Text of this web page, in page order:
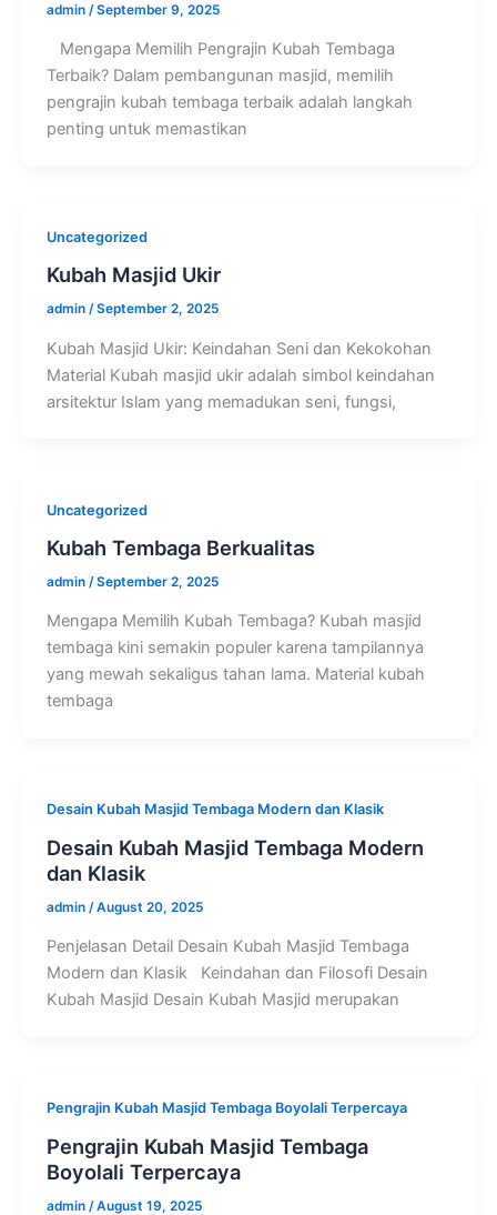
admin /September 9, 2025
Mengapa Memilih Pengrajin Kubah Tembaga
Terbaik? Dalam pembangunan masjid, memilih
pengrajin kubah tembaga terbaik adalah langkah
penting untuk memastikan
Uncategorized
Kubah Masjid Ukir
admin /September 2, 2025
Kubah Masjid Ukir: Keindahan Seni dan Kekokohan
Material Kubah masjid ukir adalah simbol keindahan
arsitektur Islam yang memadukan seni, fungsi,
Uncategorized
Kubah Tembaga Berkualitas
admin /September 2, 2025
Mengapa Memilih Kubah Tembaga? Kubah masjid
tembaga kini semakin populer karena tampilannya
yang mewah sekaligus tahan lama. Material kubah
tembaga
Desain Kubah Masjid Tembaga Modern dan Klasik
Desain Kubah Masjid Tembaga Modern
dan Klasik
admin /August 20, 2025
Penjelasan Detail Desain Kubah Masjid Tembaga
Modern dan Klasik Keindahan dan Filosofi Desain
Kubah Masjid Desain Kubah Masjid merupakan
Pengrajin Kubah Masjid Tembaga Boyolali Terpercaya
Pengrajin Kubah Masjid Tembaga
Boyolali Terpercaya
admin /August 19, 2025